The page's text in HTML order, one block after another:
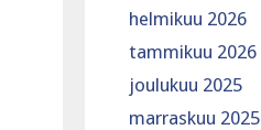
helmikuu 2026
tammikuu 2026
joulukuu 2025
marraskuu 2025